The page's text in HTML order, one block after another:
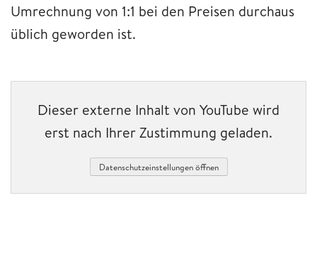
Umrechnung von 1:1 bei den Preisen durchaus
üblich geworden ist.
Dieser externe Inhalt von YouTube wird
erst nach Ihrer Zustimmung geladen.
Datenschutzeinstellungen öffnen